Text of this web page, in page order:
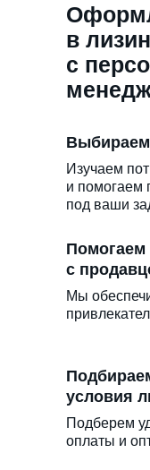
условия
Подберем
оплаты и
Помогаем
с
Мы
Изучаем
и помогаем
под ваши
в
с